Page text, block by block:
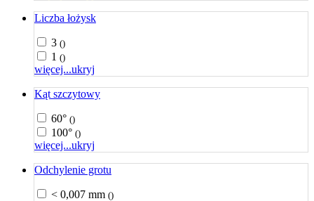
Liczba łożysk
3 ()
1 ()
więcej...ukryj
Kąt szczytowy
60° ()
100° ()
więcej...ukryj
Odchylenie grotu
< 0,007 mm ()